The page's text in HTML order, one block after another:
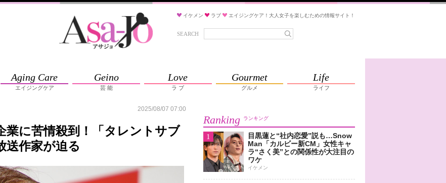
イケメン ラブ エイジングケア！大人女子を楽しむための情報サイト！
SEARCH
Aging Care
エイジングケア
Geino
芸 能
Love
ラ ブ
Gourmet
グルメ
Life
ライフ
2025/08/07 07:00
業に苦情殺到！「タレントサブ
送作家が迫る
Ranking ランキング
1
目黒蓮と“社内恋愛”説も…Snow
Man「カルビー新CM」女性キャ
ラ“さく美”との関係性が大注目の
ワケ
イケメン